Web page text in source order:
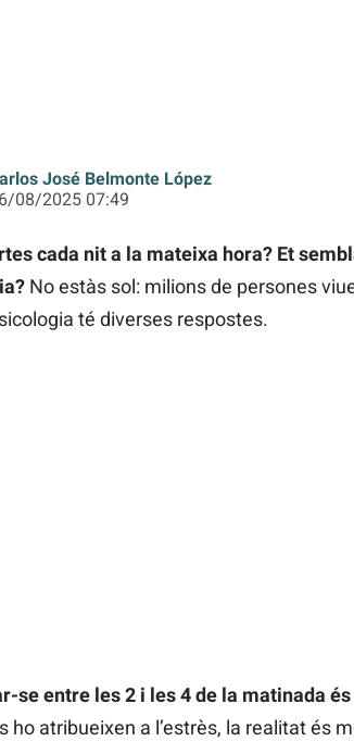
José Belmonte López
08/2025 07:49
cada nit a la mateixa hora? Et
No estàs sol: milions de persones
té diverses respostes.
se entre les 2 i les 4 de la matinada
ho atribueixen a l’estrès, la realitat és